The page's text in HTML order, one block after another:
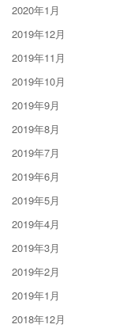
2020年1月
2019年12月
2019年11月
2019年10月
2019年9月
2019年8月
2019年7月
2019年6月
2019年5月
2019年4月
2019年3月
2019年2月
2019年1月
2018年12月